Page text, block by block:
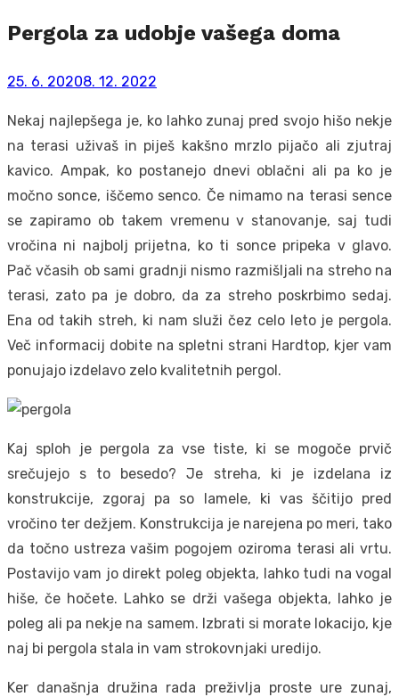
Pergola za udobje vašega doma
Posted
25. 6. 20208. 12. 2022
Nekaj najlepšega je, ko lahko zunaj pred svojo hišo nekje
na terasi uživaš in piješ kakšno mrzlo pijačo ali zjutraj
kavico. Ampak, ko postanejo dnevi oblačni ali pa ko je
močno sonce, iščemo senco. Če nimamo na terasi sence
se zapiramo ob takem vremenu v stanovanje, saj tudi
vročina ni najbolj prijetna, ko ti sonce pripeka v glavo.
Pač včasih ob sami gradnji nismo razmišljali na streho na
terasi, zato pa je dobro, da za streho poskrbimo sedaj.
Ena od takih streh, ki nam služi čez celo leto je pergola.
Več informacij dobite na spletni strani Hardtop, kjer vam
ponujajo izdelavo zelo kvalitetnih pergol.
Kaj sploh je pergola za vse tiste, ki se mogoče prvič
srečujejo s to besedo? Je streha, ki je izdelana iz
konstrukcije, zgoraj pa so lamele, ki vas ščitijo pred
vročino ter dežjem. Konstrukcija je narejena po meri, tako
da točno ustreza vašim pogojem oziroma terasi ali vrtu.
Postavijo vam jo direkt poleg objekta, lahko tudi na vogal
hiše, če hočete. Lahko se drži vašega objekta, lahko je
poleg ali pa nekje na samem. Izbrati si morate lokacijo, kje
naj bi pergola stala in vam strokovnjaki uredijo.
Ker današnja družina rada preživlja proste ure zunaj,